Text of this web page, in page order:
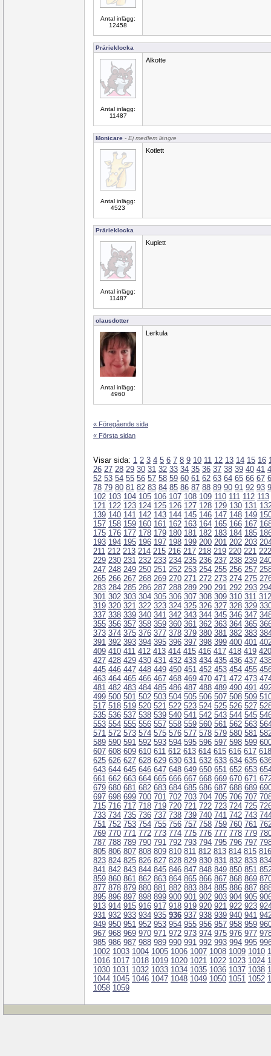
Antal inlägg:
12458
Prärieklocka
Antal inlägg:
11487
Alkotte
Monicare - Ej medlem längre
Antal inlägg:
4523
Kotlett
Prärieklocka
Antal inlägg:
11487
Kuplett
olausdotter
Antal inlägg:
4960
Lerkula
« Föregående sida
« Första sidan
Visar sida: 1 2 3 4 5 6 7 8 9 10 11 12 13 14 15 16
26 27 28 29 30 31 32 33 34 35 36 37 38 39 40 41
52 53 54 55 56 57 58 59 60 61 62 63 64 65 66 67
78 79 80 81 82 83 84 85 86 87 88 89 90 91 92 93
102 103 104 105 106 107 108 109 110 111 112 113
121 122 123 124 125 126 127 128 129 130 131
139 140 141 142 143 144 145 146 147 148 149
157 158 159 160 161 162 163 164 165 166 167
175 176 177 178 179 180 181 182 183 184 185
193 194 195 196 197 198 199 200 201 202 203
211 212 213 214 215 216 217 218 219 220 221 222
229 230 231 232 233 234 235 236 237 238 239
247 248 249 250 251 252 253 254 255 256 257
265 266 267 268 269 270 271 272 273 274 275
283 284 285 286 287 288 289 290 291 292 293
301 302 303 304 305 306 307 308 309 310 311 312
319 320 321 322 323 324 325 326 327 328 329
337 338 339 340 341 342 343 344 345 346 347
355 356 357 358 359 360 361 362 363 364 365
373 374 375 376 377 378 379 380 381 382 383
391 392 393 394 395 396 397 398 399 400 401
409 410 411 412 413 414 415 416 417 418 419 420
427 428 429 430 431 432 433 434 435 436 437
445 446 447 448 449 450 451 452 453 454 455
463 464 465 466 467 468 469 470 471 472 473
481 482 483 484 485 486 487 488 489 490 491
499 500 501 502 503 504 505 506 507 508 509
517 518 519 520 521 522 523 524 525 526 527
535 536 537 538 539 540 541 542 543 544 545
553 554 555 556 557 558 559 560 561 562 563
571 572 573 574 575 576 577 578 579 580 581
589 590 591 592 593 594 595 596 597 598 599
607 608 609 610 611 612 613 614 615 616 617 618
625 626 627 628 629 630 631 632 633 634 635
643 644 645 646 647 648 649 650 651 652 653
661 662 663 664 665 666 667 668 669 670 671
679 680 681 682 683 684 685 686 687 688 689
697 698 699 700 701 702 703 704 705 706 707
715 716 717 718 719 720 721 722 723 724 725
733 734 735 736 737 738 739 740 741 742 743
751 752 753 754 755 756 757 758 759 760 761
769 770 771 772 773 774 775 776 777 778 779
787 788 789 790 791 792 793 794 795 796 797
805 806 807 808 809 810 811 812 813 814 815 816
823 824 825 826 827 828 829 830 831 832 833
841 842 843 844 845 846 847 848 849 850 851
859 860 861 862 863 864 865 866 867 868 869
877 878 879 880 881 882 883 884 885 886 887
895 896 897 898 899 900 901 902 903 904 905
913 914 915 916 917 918 919 920 921 922 923
931 932 933 934 935 936 937 938 939 940 941
949 950 951 952 953 954 955 956 957 958 959
967 968 969 970 971 972 973 974 975 976 977
985 986 987 988 989 990 991 992 993 994 995
1002 1003 1004 1005 1006 1007 1008 1009 1010
1016 1017 1018 1019 1020 1021 1022 1023 1024
1030 1031 1032 1033 1034 1035 1036 1037 1038
1044 1045 1046 1047 1048 1049 1050 1051 1052
1058 1059